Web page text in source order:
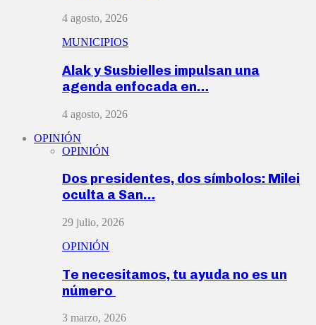
4 agosto, 2026
MUNICIPIOS
Alak y Susbielles impulsan una
agenda enfocada en…
4 agosto, 2026
OPINIÓN
OPINIÓN
Dos presidentes, dos símbolos: Milei
oculta a San…
29 julio, 2026
OPINIÓN
Te necesitamos, tu ayuda no es un
número
3 marzo, 2026